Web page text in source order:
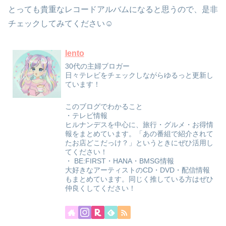
とっても貴重なレコードアルバムになると思うので、是非
チェックしてみてください☺
lento
30代の主婦ブロガー
日々テレビをチェックしながらゆるっと更新し
ています！
このブログでわかること
・テレビ情報
ヒルナンデスを中心に、旅行・グルメ・お得情
報をまとめています。「あの番組で紹介されて
たお店どこだっけ？」というときにぜひ活用し
てください！
・ BE:FIRST・HANA・BMSG情報
大好きなアーティストのCD・DVD・配信情報
もまとめています。同じく推している方はぜひ
仲良くしてください！